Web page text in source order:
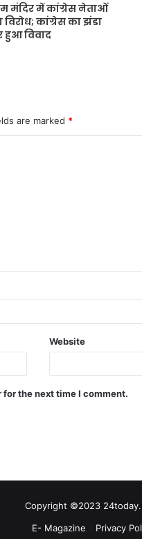
मंदिर में कांग्रेस नेताओं
विरोध; कांग्रेस का झंडा
हुआ विवाद
are marked *
Website
the next time I comment.
Copyright ©2023
E- Magazine
Privacy